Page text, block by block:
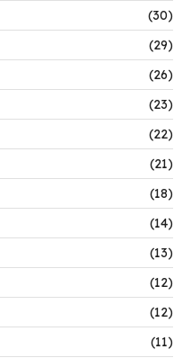
(30)
(29)
(26)
(23)
(22)
(21)
(18)
(14)
(13)
(12)
(12)
(11)